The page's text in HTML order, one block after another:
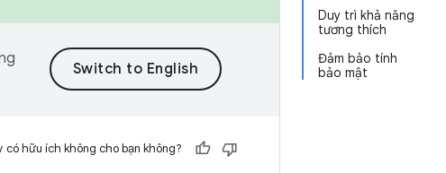
Duy trì khả năng
tương thích
Đảm bảo tính
bảo mật
có hữu ích không cho bạn không?